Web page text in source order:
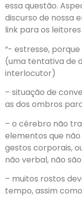
essa questão.
discurso de nossa
link para os
“- estresse,
(uma tentativa de
interlocutor)
– situação de
as dos ombros
– o cérebro não
elementos que
gestos corporais,
não verbal, não
– muitos rostos
tempo, assim